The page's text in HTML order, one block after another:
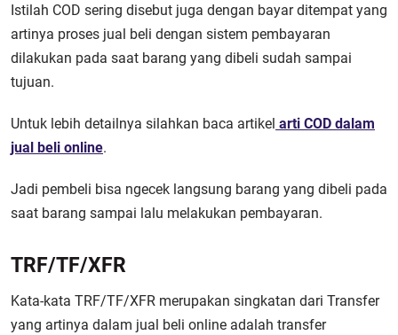
Istilah COD sering disebut juga dengan bayar ditempat yang
artinya proses jual beli dengan sistem pembayaran
dilakukan pada saat barang yang dibeli sudah sampai
tujuan.
Untuk lebih detailnya silahkan baca artikel arti COD dalam
jual beli online.
Jadi pembeli bisa ngecek langsung barang yang dibeli pada
saat barang sampai lalu melakukan pembayaran.
TRF/TF/XFR
Kata-kata TRF/TF/XFR merupakan singkatan dari Transfer
yang artinya dalam jual beli online adalah transfer